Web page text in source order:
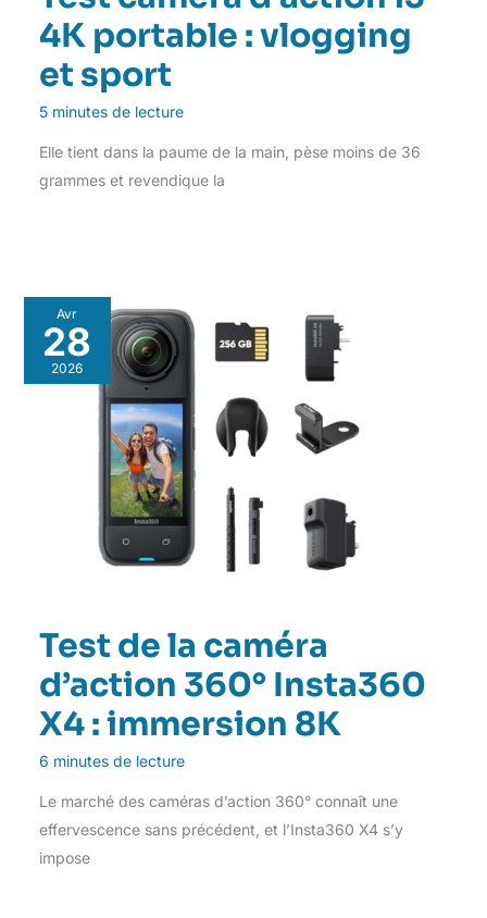
4K portable : vlogging
et sport
5 minutes de lecture
Elle tient dans la paume de la main, pèse moins de 36
grammes et revendique la
Avr
28
2026
Test de la caméra
d’action 360° Insta360
X4 : immersion 8K
6 minutes de lecture
Le marché des caméras d’action 360° connaît une
effervescence sans précédent, et l’Insta360 X4 s’y
impose